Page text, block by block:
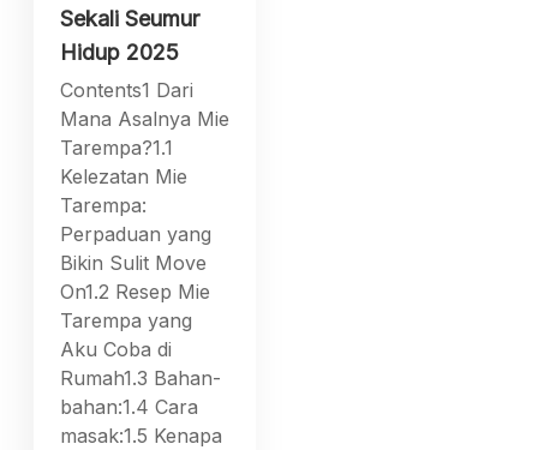
Sekali Seumur
Hidup 2025
Contents1 Dari
Mana Asalnya Mie
Tarempa?1.1
Kelezatan Mie
Tarempa:
Perpaduan yang
Bikin Sulit Move
On1.2 Resep Mie
Tarempa yang
Aku Coba di
Rumah1.3 Bahan-
bahan:1.4 Cara
masak:1.5 Kenapa